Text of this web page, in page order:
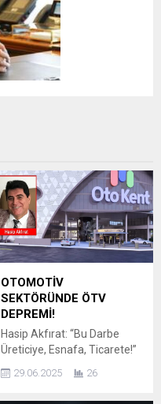
OTOMOTİV
SEKTÖRÜNDE ÖTV
DEPREMİ!
Hasip Akfırat: “Bu Darbe
Üreticiye, Esnafa, Ticarete!”
sektörünün nabzını tutan
29.06.2025 26